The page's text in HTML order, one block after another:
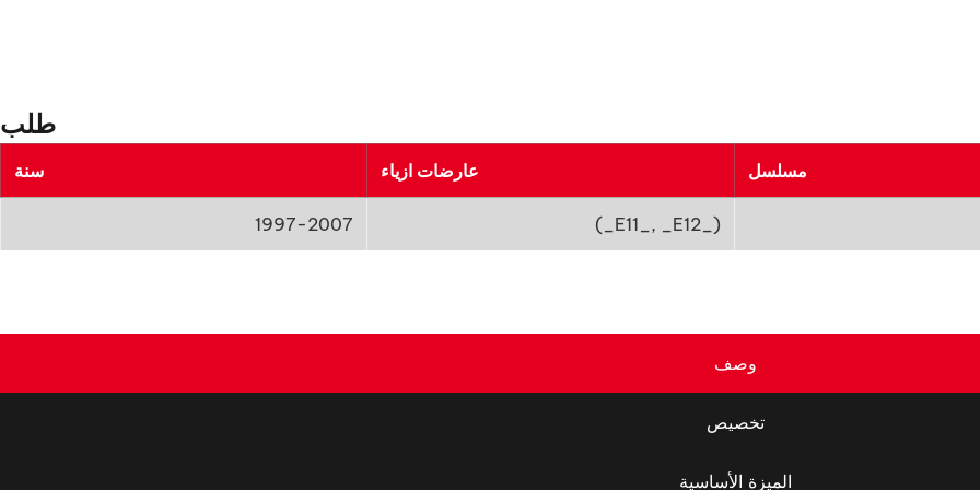
طلب
مسلسل عارضات ازياء سنة
(_E11_, _E12_)
1997-2007
وصف
تخصيص
الميزة الأساسية